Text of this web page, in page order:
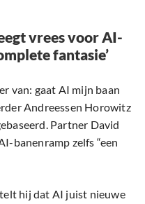
vrees voor AI-
fantasie’
van: gaat AI mijn baan
Andreessen Horowitz
Partner David
banenramp zelfs “een
hij dat AI juist nieuwe